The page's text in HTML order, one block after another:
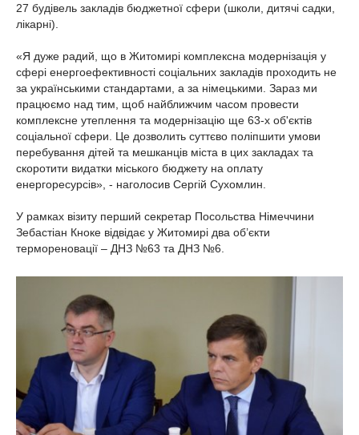
27 будівель закладів бюджетної сфери (школи, дитячі садки,
лікарні).
«Я дуже радий, що в Житомирі комплексна модернізація у
сфері енергоефективності соціальних закладів проходить не
за українськими стандартами, а за німецькими. Зараз ми
працюємо над тим, щоб найближчим часом провести
комплексне утеплення та модернізацію ще 63-х об'єктів
соціальної сфери. Це дозволить суттєво поліпшити умови
перебування дітей та мешканців міста в цих закладах та
скоротити видатки міського бюджету на оплату
енергоресурсів», - наголосив Сергій Сухомлин.
У рамках візиту перший секретар Посольства Німеччини
Зебастіан Кноке відвідає у Житомирі два об’єкти
термореновації – ДНЗ №63 та ДНЗ №6.